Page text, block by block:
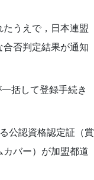
うえで，日本連盟
否判定結果が通知
括して登録手続き
公認資格認定証（賞
バー）が加盟都道